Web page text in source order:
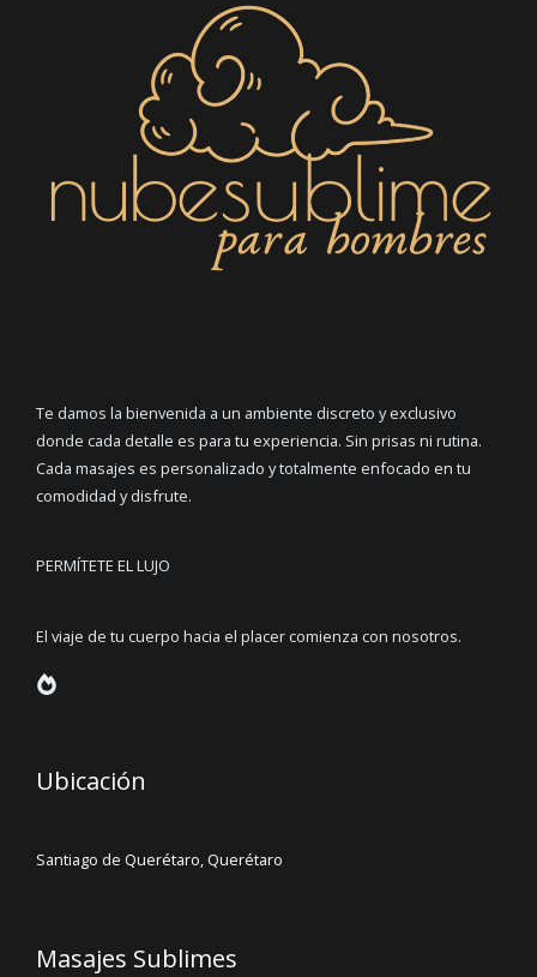
Te damos la bienvenida a un ambiente discreto y exclusivo
donde cada detalle es para tu experiencia. Sin prisas ni rutina.
Cada masajes es personalizado y totalmente enfocado en tu
comodidad y disfrute.
PERMÍTETE EL LUJO
El viaje de tu cuerpo hacia el placer comienza con nosotros.
Ubicación
Santiago de Querétaro, Querétaro
Masajes Sublimes